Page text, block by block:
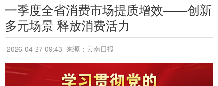
一季度全省消费市场提质增效——创新
多元场景 释放消费活力
2026-04-27 09:43 来源：云南日报